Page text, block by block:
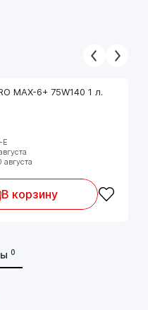
указанные в
MAX-6+ 75W140 1 л.
E
В корзину
0